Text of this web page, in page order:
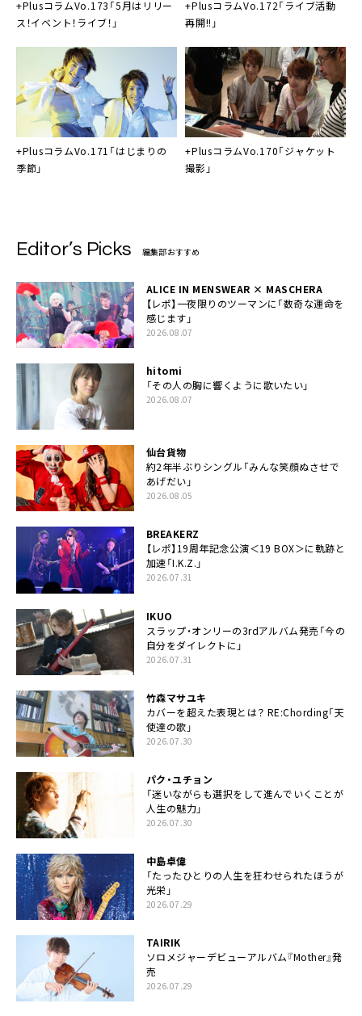
+PlusコラムVo.173「5月はリリー
ス！イベント！ライブ！」
+PlusコラムVo.172「ライブ活動
再開!!」
+PlusコラムVo.171「はじまりの
季節」
+PlusコラムVo.170「ジャケット
撮影」
Editor’s Picks 編集部おすすめ
ALICE IN MENSWEAR × MASCHERA
【レポ】一夜限りのツーマンに「数奇な運命を
感じます」
2026.08.07
hitomi
「その人の胸に響くように歌いたい」
2026.08.07
仙台貨物
約2年半ぶりシングル「みんな笑顔ぬさせで
あげだい」
2026.08.05
BREAKERZ
【レポ】19周年記念公演＜19 BOX＞に軌跡と
加速「I.K.Z.」
2026.07.31
IKUO
スラップ・オンリーの3rdアルバム発売「今の
自分をダイレクトに」
2026.07.31
竹森マサユキ
カバーを超えた表現とは？ RE:Chording「天
使達の歌」
2026.07.30
パク・ユチョン
「迷いながらも選択をして進んでいくことが
人生の魅力」
2026.07.30
中島卓偉
「たったひとりの人生を狂わせられたほうが
光栄」
2026.07.29
TAIRIK
ソロメジャーデビューアルバム『Mother』発
売
2026.07.29